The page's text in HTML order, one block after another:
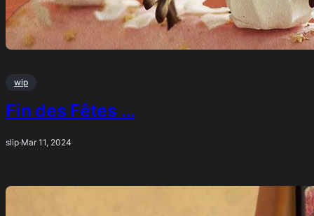
wip
Fin des Fêtes …
slip·Mar 11, 2024